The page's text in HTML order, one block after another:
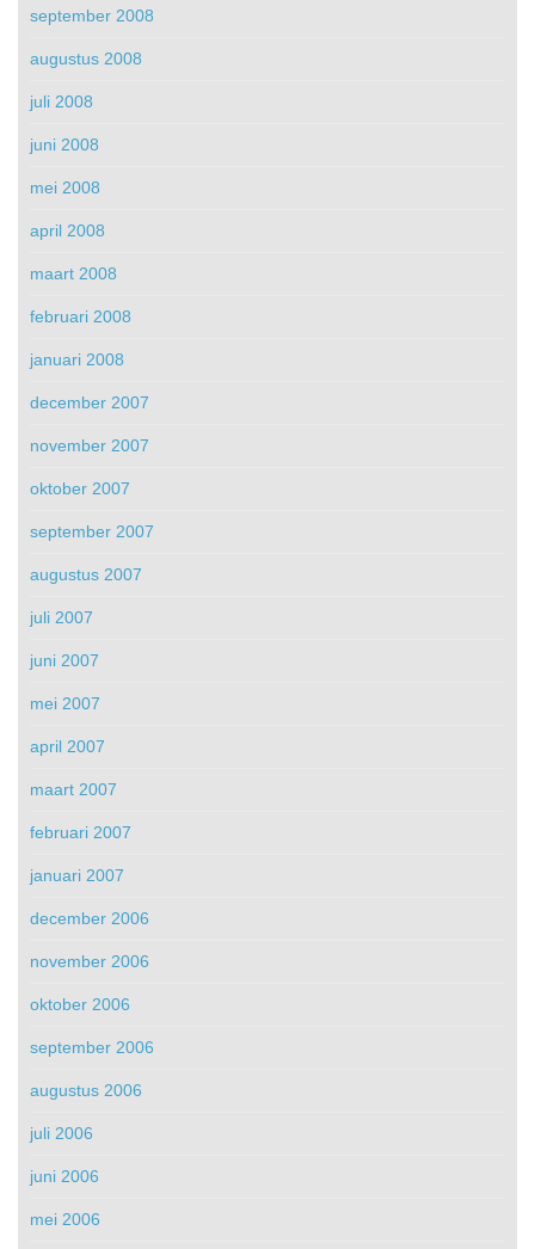
september 2008
augustus 2008
juli 2008
juni 2008
mei 2008
april 2008
maart 2008
februari 2008
januari 2008
december 2007
november 2007
oktober 2007
september 2007
augustus 2007
juli 2007
juni 2007
mei 2007
april 2007
maart 2007
februari 2007
januari 2007
december 2006
november 2006
oktober 2006
september 2006
augustus 2006
juli 2006
juni 2006
mei 2006